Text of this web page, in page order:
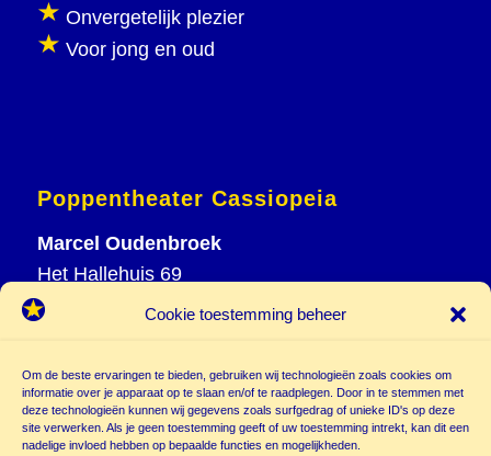
Cookie toestemming beheer
Om de beste ervaringen te bieden, gebruiken wij technologieën zoals cookies om
informatie over je apparaat op te slaan en/of te raadplegen. Door in te stemmen met
deze technologieën kunnen wij gegevens zoals surfgedrag of unieke ID's op deze
site verwerken. Als je geen toestemming geeft of uw toestemming intrekt, kan dit een
nadelige invloed hebben op bepaalde functies en mogelijkheden.
Onvergetelijk plezier
Voor jong en oud
Poppentheater Cassiopeia
Marcel Oudenbroek
Het Hallehuis 69
3823 VH Amersfoort
M 06 20 26 94 61
info@
poppentheatercassiopeia.nl